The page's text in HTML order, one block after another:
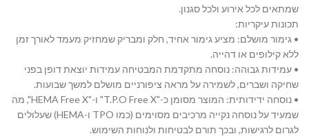
שמתאים לכל אירוע ולכל סגנון.
תכונות עיקריות:
• גימור מושלם: מציע גימור אחיד, חלק ומבריק שמחזיק מעמד לאורך זמן
ללא קילופים או דהייה.
• עמידות גבוהה: נוסחה מתקדמת המבטיחה עמידות יוצאת דופן בפני
שחיקה ושברים, לשמירה על מראה ציפורניים מושלם למשך שבועות.
• נוסחה ידידותית: המוצר מסומן כ-"T.P.O Free X" ו-"HEMA Free X", מה
שמעיד על נוסחה נקייה מרכיבים מסוימים (כמו TPO ו-HEMA) שעלולים
לגרום לרגישות, ובכך תורם לבטיחות ולנוחות השימוש.